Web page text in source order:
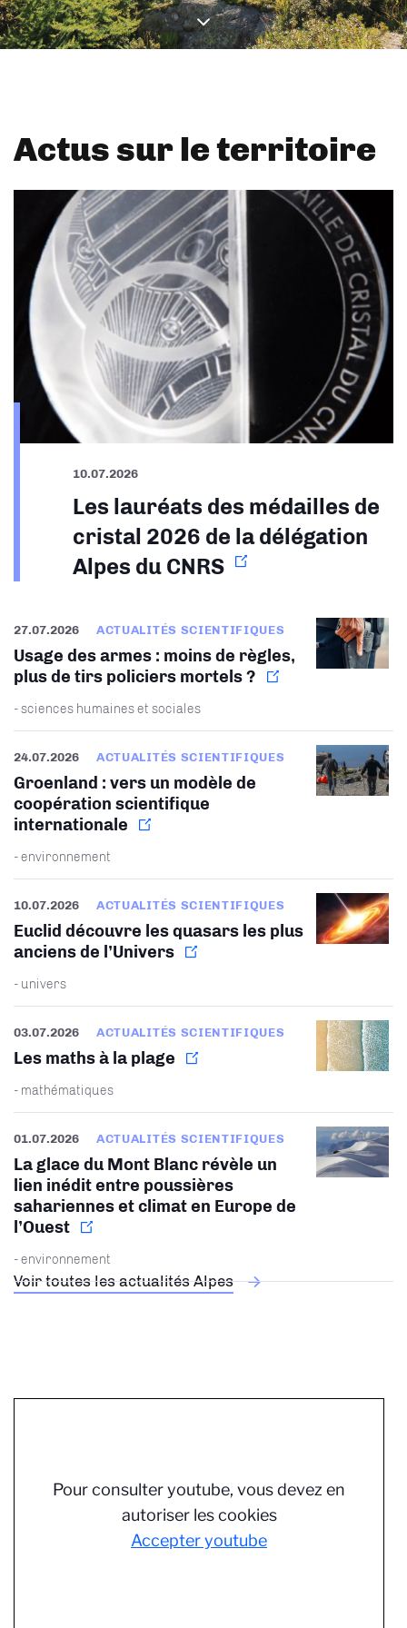
Actus sur le territoire
Voir toutes les actualités Alpes
10.07.2026
Les lauréats des médailles de
cristal 2026 de la délégation
Alpes du CNRS
27.07.2026 ACTUALITÉS SCIENTIFIQUES
Usage des armes : moins de règles,
plus de tirs policiers mortels ?
- sciences humaines et sociales
24.07.2026 ACTUALITÉS SCIENTIFIQUES
Groenland : vers un modèle de
coopération scientifique
internationale
- environnement
10.07.2026 ACTUALITÉS SCIENTIFIQUES
Euclid découvre les quasars les plus
anciens de l’Univers
- univers
03.07.2026 ACTUALITÉS SCIENTIFIQUES
Les maths à la plage
- mathématiques
01.07.2026 ACTUALITÉS SCIENTIFIQUES
La glace du Mont Blanc révèle un
lien inédit entre poussières
sahariennes et climat en Europe de
l’Ouest
- environnement
Pour consulter youtube, vous devez en
autoriser les cookies
Accepter youtube